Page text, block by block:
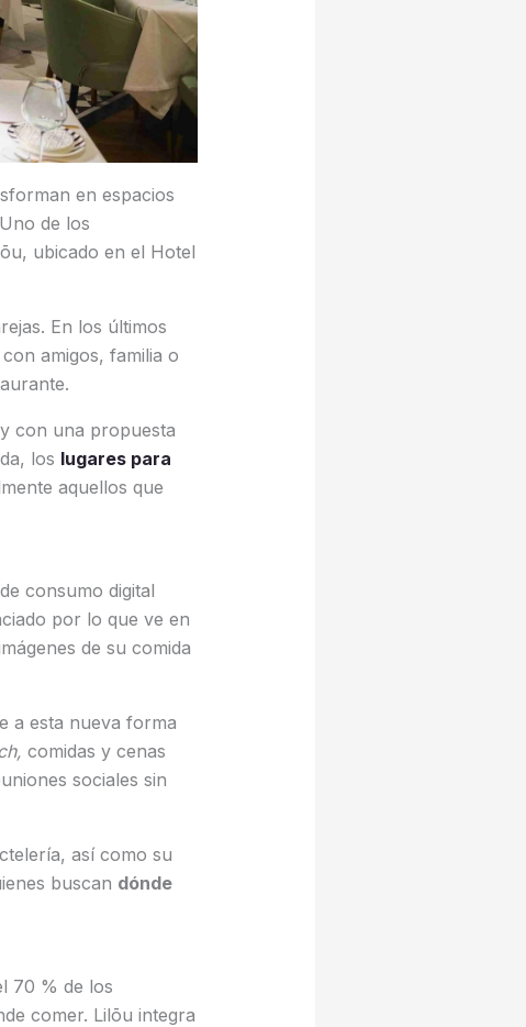
en espacios
de los
ubicado en el Hotel
En los últimos
amigos, familia o
con una propuesta
los lugares para
aquellos que
consumo digital
por lo que ve en
de su comida
a esta nueva forma
comidas y cenas
sociales sin
así como su
buscan dónde
70 % de los
comer. Lilōu integra